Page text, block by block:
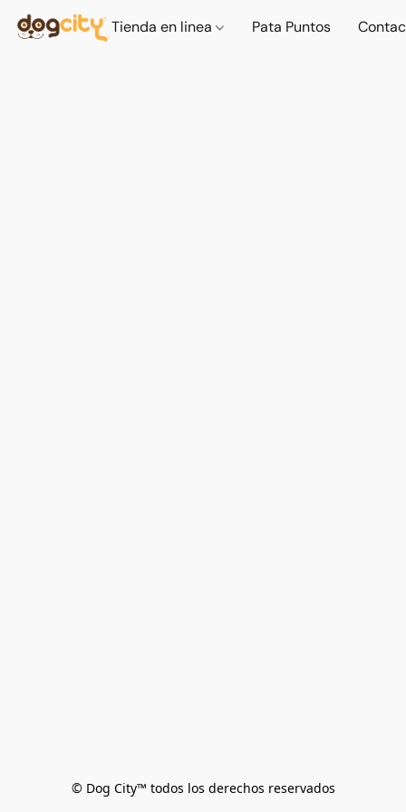
Tienda en linea Pata Puntos
© Dog City™ todos los derechos reservados